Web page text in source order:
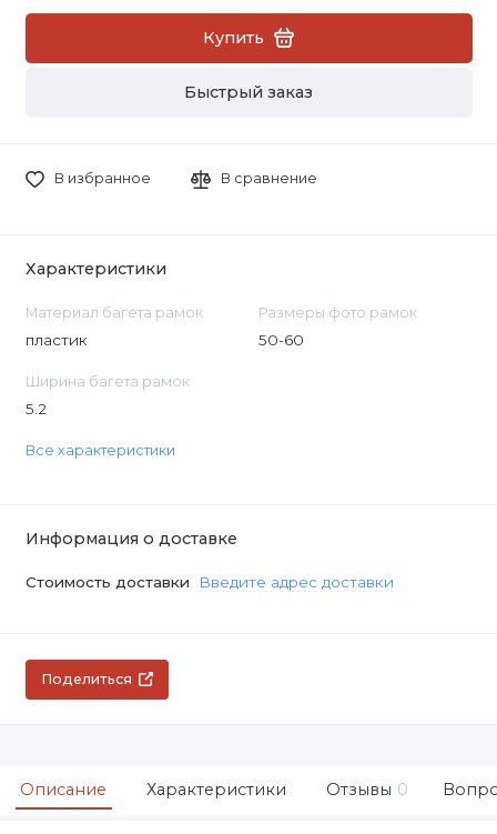
Купить
Быстрый заказ
В избранное В сравнение
Характеристики
Материал багета рамок
пластик
Размеры фото рамок
50-60
Ширина багета рамок
5.2
Все характеристики
Информация о доставке
Стоимость доставки Введите адрес доставки
Поделиться
Описание Характеристики Отзывы 0